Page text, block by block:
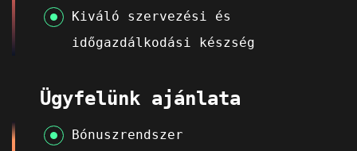
Kiváló szervezési és
időgazdálkodási készség
Ügyfelünk ajánlata
Bónuszrendszer